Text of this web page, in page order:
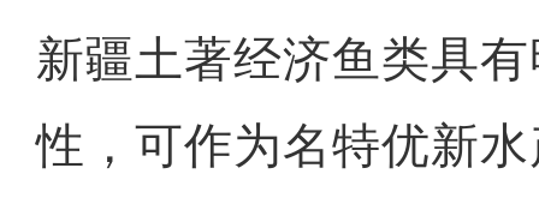
新疆土著经济鱼类具
性，可作为名特优新